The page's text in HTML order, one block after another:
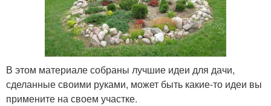
В этом материале собраны лучшие идеи для дачи,
сделанные своими руками, может быть какие-то идеи вы
примените на своем участке.